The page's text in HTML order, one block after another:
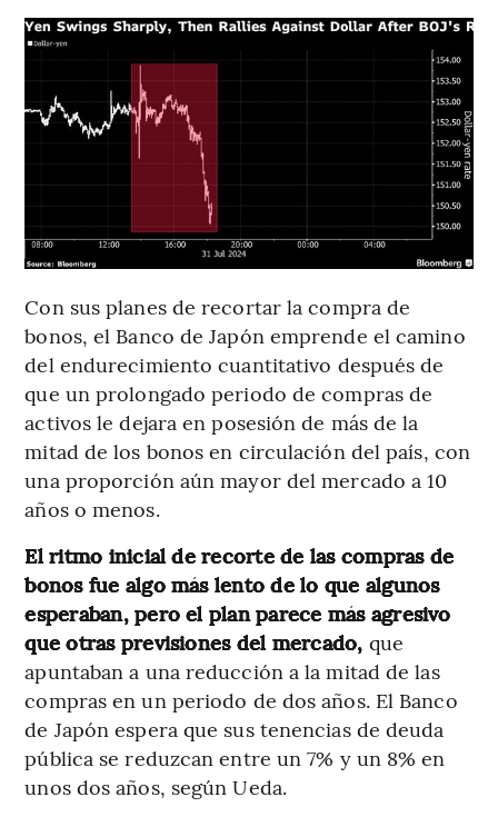
Con sus planes de recortar la compra de
bonos, el Banco de Japón emprende el camino
del endurecimiento cuantitativo después de
que un prolongado periodo de compras de
activos le dejara en posesión de más de la
mitad de los bonos en circulación del país, con
una proporción aún mayor del mercado a 10
años o menos.
El ritmo inicial de recorte de las compras de
bonos fue algo más lento de lo que algunos
esperaban, pero el plan parece más agresivo
que otras previsiones del mercado, que
apuntaban a una reducción a la mitad de las
compras en un periodo de dos años. El Banco
de Japón espera que sus tenencias de deuda
pública se reduzcan entre un 7% y un 8% en
unos dos años, según Ueda.